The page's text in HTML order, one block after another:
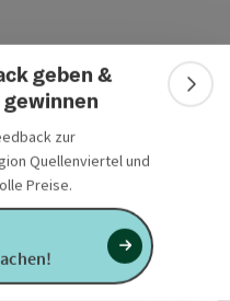
geben &
zur
Quellenviertel und
Preise.
m